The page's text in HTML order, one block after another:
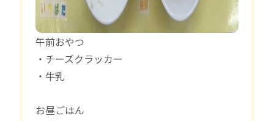
午前おやつ
・チーズクラッカー
・牛乳
お昼ごはん